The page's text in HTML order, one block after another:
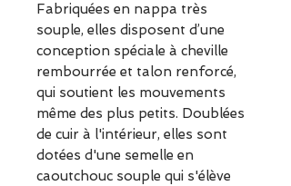
Fabriquées en nappa très
souple, elles disposent d’une
conception spéciale à cheville
rembourrée et talon renforcé,
qui soutient les mouvements
même des plus petits. Doublées
de cuir à l'intérieur, elles sont
dotées d'une semelle en
caoutchouc souple qui s'élève